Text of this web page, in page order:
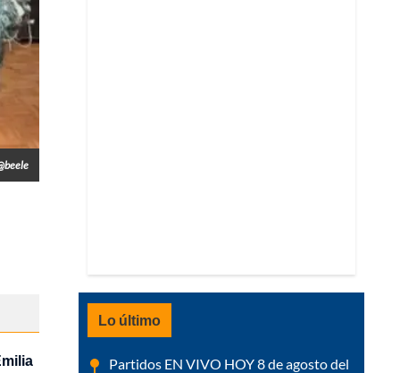
Lo último
Partidos EN VIVO HOY 8 de agosto del